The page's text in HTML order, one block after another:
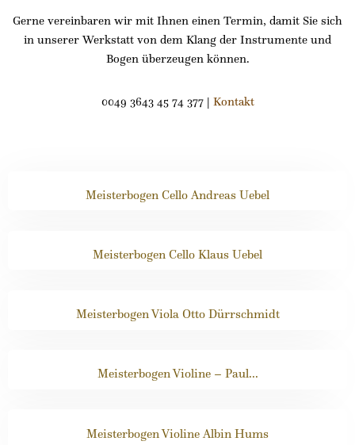
Gerne vereinbaren wir mit Ihnen einen Termin, damit Sie sich
in unserer Werkstatt von dem Klang der Instrumente und
Bogen überzeugen können.
0049 3643 45 74 377 | Kontakt
Meisterbogen Cello Andreas Uebel
Meisterbogen Cello Klaus Uebel
Meisterbogen Viola Otto Dürrschmidt
Meisterbogen Violine – Paul...
Meisterbogen Violine Albin Hums